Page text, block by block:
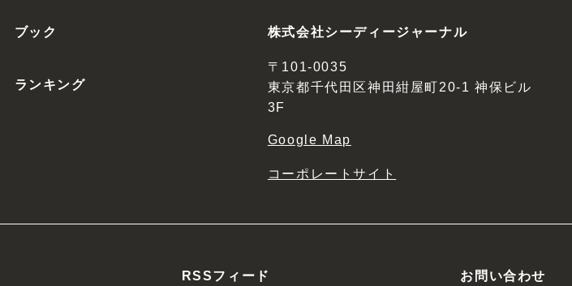
ブック
ランキング
株式会社シーディージャーナル
〒101-0035
東京都千代田区神田紺屋町20-1 神保ビル
3F
Google Map
コーポレートサイト
RSSフィード お問い合わせ